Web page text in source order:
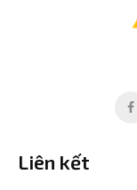
Liên kết